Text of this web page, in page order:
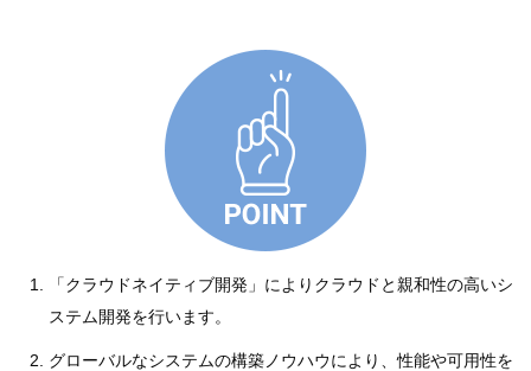
「クラウドネイティブ開発」によりクラウドと親和性の高いシ
ステム開発を行います。
グローバルなシステムの構築ノウハウにより、性能や可用性を